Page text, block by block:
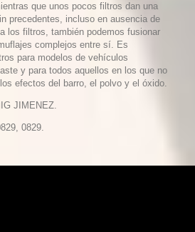
que unos pocos filtros dan una
precedentes, incluso en ausencia de
los filtros, también podemos fusionar
complejos entre sí. Es
para modelos de vehículos
y para todos aquellos en los que no
efectos del barro, el polvo y el óxido.
JIMENEZ.
0829.